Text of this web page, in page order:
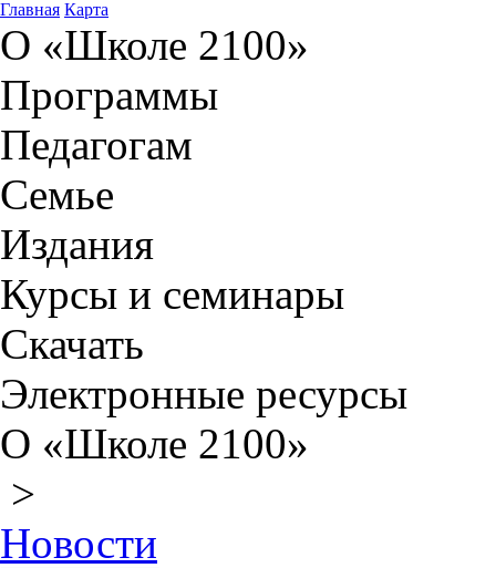
Главная Карта
О «Школе 2100»
Программы
Педагогам
Семье
Издания
Курсы и семинары
Скачать
Электронные ресурсы
О «Школе 2100»
>
Новости